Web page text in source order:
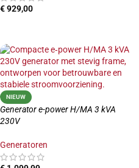
€929,00
NIEUW
Generator e-power H/MA 3 kVA
230V
Generatoren